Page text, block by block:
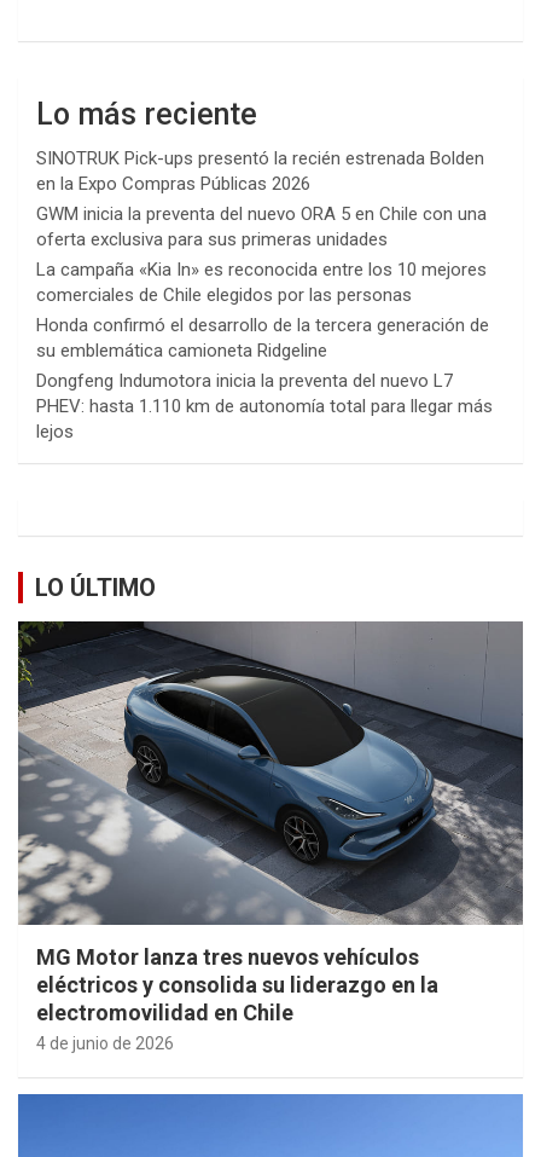
Lo más reciente
SINOTRUK Pick-ups presentó la recién estrenada Bolden
en la Expo Compras Públicas 2026
GWM inicia la preventa del nuevo ORA 5 en Chile con una
oferta exclusiva para sus primeras unidades
La campaña «Kia In» es reconocida entre los 10 mejores
comerciales de Chile elegidos por las personas
Honda confirmó el desarrollo de la tercera generación de
su emblemática camioneta Ridgeline
Dongfeng Indumotora inicia la preventa del nuevo L7
PHEV: hasta 1.110 km de autonomía total para llegar más
lejos
LO ÚLTIMO
MG Motor lanza tres nuevos vehículos
eléctricos y consolida su liderazgo en la
electromovilidad en Chile
4 de junio de 2026